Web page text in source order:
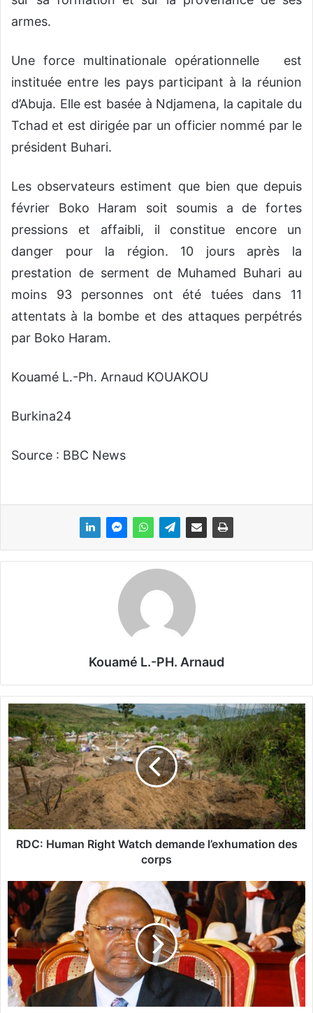
armes.
Une force multinationale opérationnelle est
instituée entre les pays participant à la réunion
d’Abuja. Elle est basée à Ndjamena, la capitale du
Tchad et est dirigée par un officier nommé par le
président Buhari.
Les observateurs estiment que bien que depuis
février Boko Haram soit soumis a de fortes
pressions et affaibli, il constitue encore un
danger pour la région. 10 jours après la
prestation de serment de Muhamed Buhari au
moins 93 personnes ont été tuées dans 11
attentats à la bombe et des attaques perpétrés
par Boko Haram.
Kouamé L.-Ph. Arnaud KOUAKOU
Burkina24
Source : BBC News
Kouamé L.-PH. Arnaud
R
D
C
:
H
u
m
a
n
W
a
t
c
h
d
e
RDC: Human Right Watch demande l’exhumation des
corps
L
a
s
o
r
t
i
e
d